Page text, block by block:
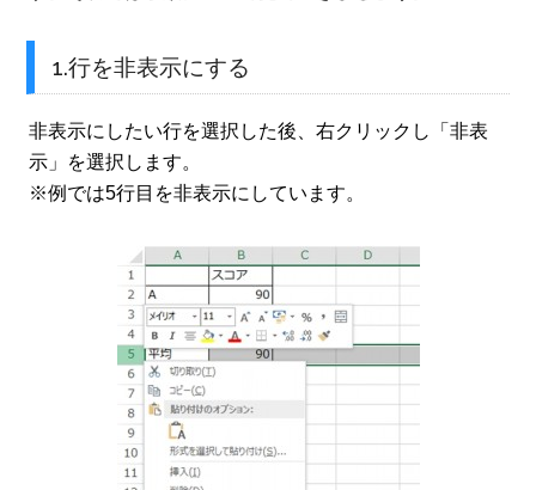
1.行を非表示にする
非表示にしたい行を選択した後、右クリックし「非表
示」を選択します。
※例では5行目を非表示にしています。